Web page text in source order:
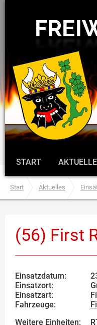
START
Start Aktuelles
(56) First
Einsatzdatum:
Einsatzort:
Einsatzart:
Fahrzeuge:
Weitere Einheiten: